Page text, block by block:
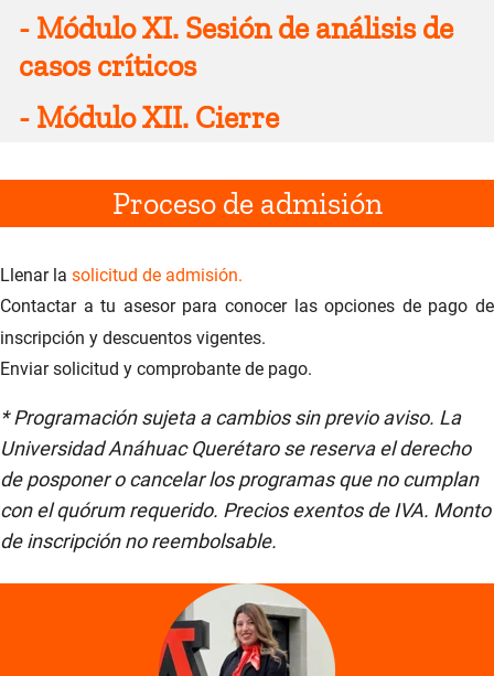
Elementos clave en el proceso negociador
Preparación de negociación
Autoestima y negociación
Formas de liderar el proceso de la
Mapeo de actores
Estrategias de negociación
Planeación comercial
Proyección de ingresos
Indicadores
Canales de venta
Marketing digital
Metodologías inbound y tradicional
- Módulo XI. Sesión de análisis de
casos críticos
Análisis de casos críticos
- Módulo XII. Cierre
Presentación de evidencia de aprendizaje
Proceso de admisión
Llenar la solicitud de admisión.
Contactar a tu asesor para conocer las opciones de pago de
inscripción y descuentos vigentes.
Enviar solicitud y comprobante de pago.
* Programación sujeta a cambios sin previo aviso. La
Universidad Anáhuac Querétaro se reserva el derecho
de posponer o cancelar los programas que no cumplan
con el quórum requerido. Precios exentos de IVA. Monto
de inscripción no reembolsable.